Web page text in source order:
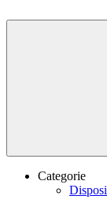
Categorie